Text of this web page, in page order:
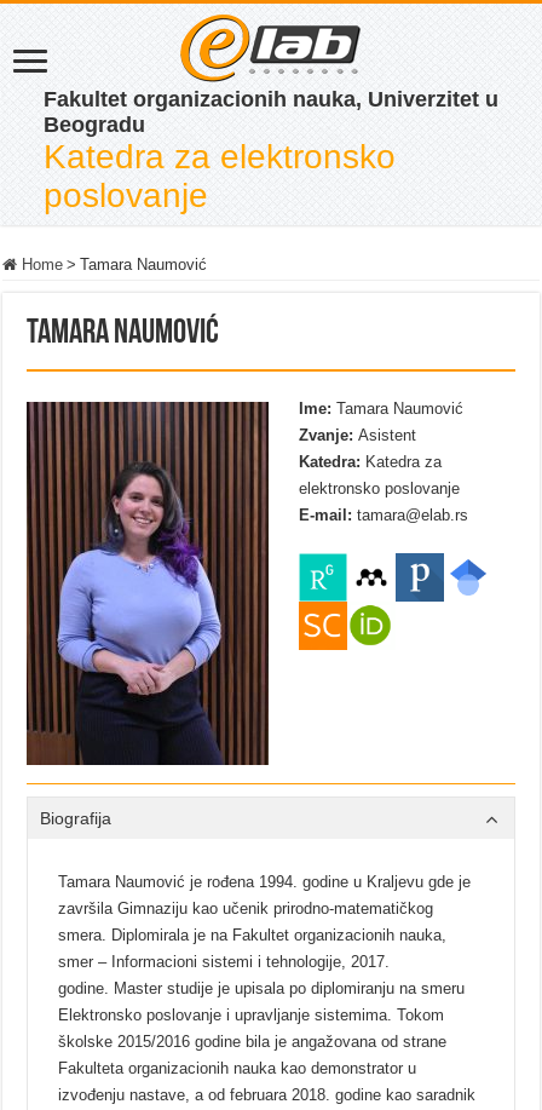
Fakultet organizacionih nauka, Univerzitet u
Beogradu
Katedra za elektronsko
poslovanje
Home > Tamara Naumović
Tamara Naumović
Ime: Tamara Naumović
Zvanje:Asistent
Katedra: Katedra za
elektronsko poslovanje
E-mail:tamara@elab.rs
Biografija
Tamara Naumović je rođena 1994. godine u Kraljevu gde je
završila Gimnaziju kao učenik prirodno-matematičkog
smera. Diplomirala je na Fakultet organizacionih nauka,
smer – Informacioni sistemi i tehnologije, 2017.
godine. Master studije je upisala po diplomiranju na smeru
Elektronsko poslovanje i upravljanje sistemima. Tokom
školske 2015/2016 godine bila je angažovana od strane
Fakulteta organizacionih nauka kao demonstrator u
izvođenju nastave, a od februara 2018. godine kao saradnik